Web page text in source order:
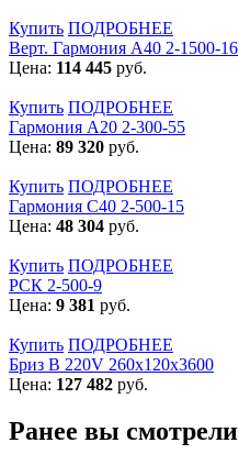
Купить ПОДРОБНЕЕ
Верт. Гармония А40 2-1500-16
Цена: 114 445 руб.
Купить ПОДРОБНЕЕ
Гармония А20 2-300-55
Цена: 89 320 руб.
Купить ПОДРОБНЕЕ
Гармония С40 2-500-15
Цена: 48 304 руб.
Купить ПОДРОБНЕЕ
РСК 2-500-9
Цена: 9 381 руб.
Купить ПОДРОБНЕЕ
Бриз В 220V 260x120x3600
Цена: 127 482 руб.
Ранее вы смотрели